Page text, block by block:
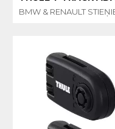
BMW & RENAULT